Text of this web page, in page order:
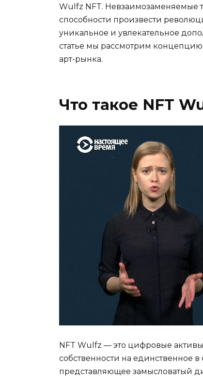
Wulfz NFT. Невзаимозаменяемые
способности произвести
уникальное и увлекательное
статье мы рассмотрим
арт-рынка.
Что такое NFT
NFT Wulfz — это цифровые
собственности на единственное
представляющее замысловатый